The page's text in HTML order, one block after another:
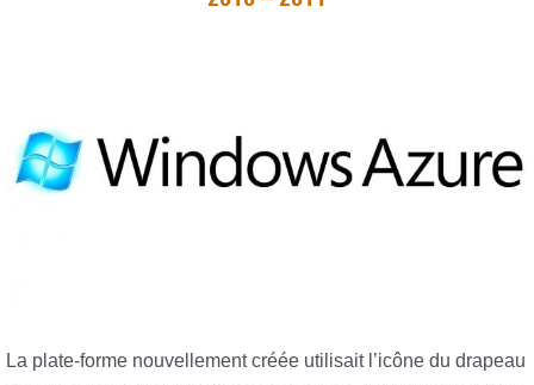
La plate-forme nouvellement créée utilisait l’icône du drapeau